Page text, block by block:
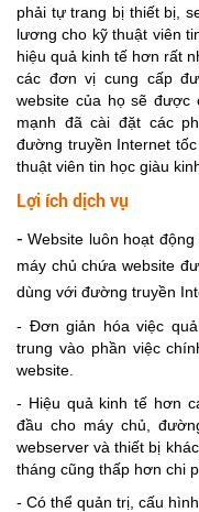
phải tự trang bị thiết bị,
lương cho kỹ thuật viên
hiệu quả kinh tế hơn rất
các đơn vị cung cấp
website của họ sẽ được
mạnh đã cài đặt các
đường truyền Internet
thuật viên tin học giàu
Lợi ích dịch vụ
- Website luôn hoạt
máy chủ chứa website
dùng với đường truyền
- Đơn giản hóa việc
trung vào phần việc
website.
- Hiệu quả kinh tế hơn
đầu cho máy chủ,
webserver và thiết bị
tháng cũng thấp hơn chi
- Có thể quản trị, cấu